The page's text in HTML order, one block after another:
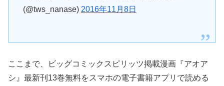
(@tws_nanase) 2016年11月8日
ここまで、ビッグコミックスピリッツ掲載漫画『アオア
シ』最新刊13巻無料をスマホの電子書籍アプリで読める